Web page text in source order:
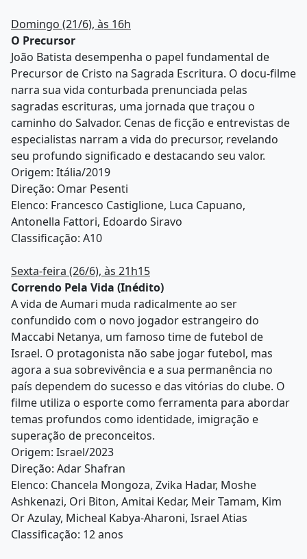
Domingo (21/6), às 16h
O Precursor
João Batista desempenha o papel fundamental de
Precursor de Cristo na Sagrada Escritura. O docu-filme
narra sua vida conturbada prenunciada pelas
sagradas escrituras, uma jornada que traçou o
caminho do Salvador. Cenas de ficção e entrevistas de
especialistas narram a vida do precursor, revelando
seu profundo significado e destacando seu valor.
Origem: Itália/2019
Direção: Omar Pesenti
Elenco: Francesco Castiglione, Luca Capuano,
Antonella Fattori, Edoardo Siravo
Classificação: A10
Sexta-feira (26/6), às 21h15
Correndo Pela Vida (Inédito)
A vida de Aumari muda radicalmente ao ser
confundido com o novo jogador estrangeiro do
Maccabi Netanya, um famoso time de futebol de
Israel. O protagonista não sabe jogar futebol, mas
agora a sua sobrevivência e a sua permanência no
país dependem do sucesso e das vitórias do clube. O
filme utiliza o esporte como ferramenta para abordar
temas profundos como identidade, imigração e
superação de preconceitos.
Origem: Israel/2023
Direção: Adar Shafran
Elenco: Chancela Mongoza, Zvika Hadar, Moshe
Ashkenazi, Ori Biton, Amitai Kedar, Meir Tamam, Kim
Or Azulay, Micheal Kabya-Aharoni, Israel Atias
Classificação: 12 anos